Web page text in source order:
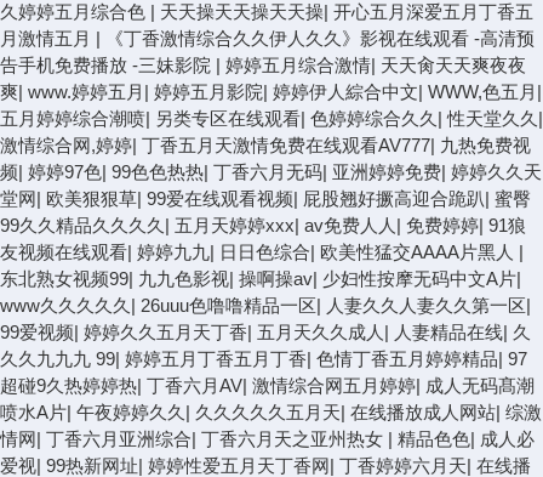
久婷婷五月综合色 | 天天操天天操天天操| 开心五月深爱五月丁香五
月激情五月 |
《丁香激情综合久久伊人久久》影视在线观看 -高清预
告手机免费播放 -三妹影院 | 婷婷五月综合激情| 天天肏天天爽夜夜
爽| www.婷婷五月 | 婷婷五月影院| 婷婷伊人綜合中文| WWW,色五月 |
五月婷婷综合潮喷| 另类专区在线观看| 色婷婷综合久久 |性天堂久久 |
激情综合网,婷婷| 丁香五月天激情免费在线观看AV777| 九热免费视
频| 婷婷97色| 99色色热热| 丁香六月无码| 亚洲婷婷免费| 婷婷久久天
堂网| 欧美狠狠草| 99爱在线观看视频| 屁股翘好撅高迎合跪趴| 蜜臀
99久久精品久久久久 | 五月天婷婷xxx| av免费人人 | 免费婷婷| 91狼
友视频在线观看| 婷婷九九| 日日色综合| 欧美性猛交AAAA片黑人 |
东北熟女视频99| 九九色影视| 操啊操av| 少妇性按摩无码中文A片|
www久久久久久 | 26uuu色噜噜精品一区| 人妻久久人妻久久第一区|
99爱视频| 婷婷久久五月天丁香| 五月天久久成人 | 人妻精品在线| 久
久久九九九 99| 婷婷五月丁香五月丁香| 色情丁香五月婷婷精品| 97
超碰9久热婷婷热| 丁香六月AV| 激情综合网五月婷婷| 成人无码髙潮
喷水A片| 午夜婷婷久久 | 久久久久久五月天| 在线播放成人网站| 综激
情网| 丁香六月亚洲综合| 丁香六月天之亚州热女 | 精品色色| 成人必
爱视| 99热新网址| 婷婷性爱五月天丁香网| 丁香婷婷六月天| 在线播